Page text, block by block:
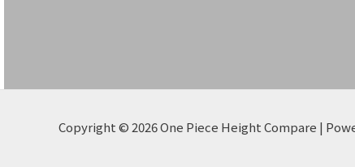
Copyright © 2026 One Piece Height Compare |